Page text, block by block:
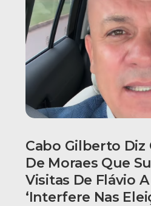
Cabo Gilberto Diz
De Moraes Que
Visitas De Flávio
‘interfere Nas